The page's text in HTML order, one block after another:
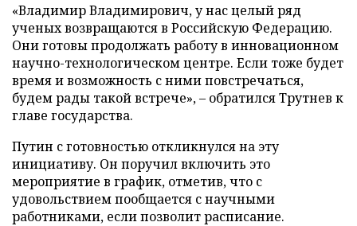
«Владимир Владимирович, у нас целый ряд
ученых возвращаются в Российскую Федерацию.
Они готовы продолжать работу в инновационном
научно-технологическом центре. Если тоже будет
время и возможность с ними повстречаться,
будем рады такой встрече», – обратился Трутнев к
главе государства.
Путин с готовностью откликнулся на эту
инициативу. Он поручил включить это
мероприятие в график, отметив, что с
удовольствием пообщается с научными
работниками, если позволит расписание.